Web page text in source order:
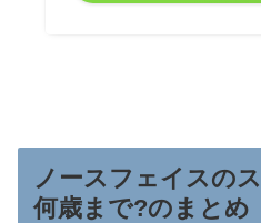
ノースフェイスの
何歳まで?のまとめ